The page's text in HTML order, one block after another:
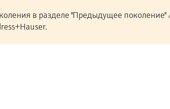
в разделе "Предыдущее поколение"